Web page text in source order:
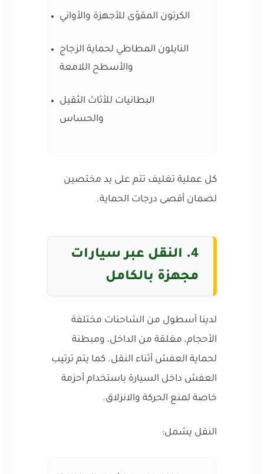
الكرتون المقوّى للأجهزة والأواني
النايلون المطاطي لحماية الزجاج
والأسطح اللامعة
البطانيات للأثاث الثقيل
والحساس
كل عملية تغليف تتم على يد مختصين
لضمان أقصى درجات الحماية.
4. النقل عبر سيارات
مجهزة بالكامل
لدينا أسطول من الشاحنات مختلفة
الأحجام، مغلقة من الداخل، ومبطنة
لحماية العفش أثناء النقل. كما يتم ترتيب
العفش داخل السيارة باستخدام أحزمة
خاصة لمنع الحركة والانزلاق.
النقل يشمل: